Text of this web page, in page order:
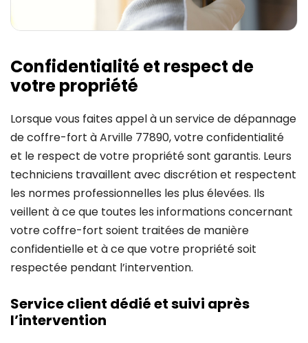
Confidentialité et respect de
votre propriété
Lorsque vous faites appel à un service de dépannage
de coffre-fort à Arville 77890, votre confidentialité
et le respect de votre propriété sont garantis. Leurs
techniciens travaillent avec discrétion et respectent
les normes professionnelles les plus élevées. Ils
veillent à ce que toutes les informations concernant
votre coffre-fort soient traitées de manière
confidentielle et à ce que votre propriété soit
respectée pendant l’intervention.
Service client dédié et suivi après
l’intervention